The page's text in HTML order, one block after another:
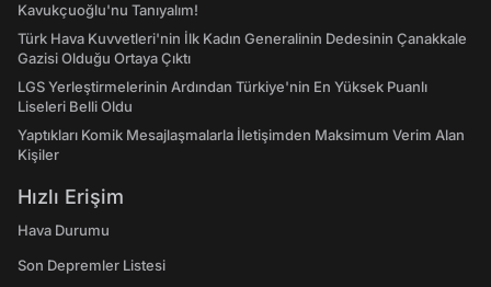
Kavukçuoğlu'nu Tanıyalım!
Türk Hava Kuvvetleri'nin İlk Kadın Generalinin Dedesinin Çanakkale
Gazisi Olduğu Ortaya Çıktı
LGS Yerleştirmelerinin Ardından Türkiye'nin En Yüksek Puanlı
Liseleri Belli Oldu
Yaptıkları Komik Mesajlaşmalarla İletişimden Maksimum Verim Alan
Kişiler
Hızlı Erişim
Hava Durumu
Son Depremler Listesi